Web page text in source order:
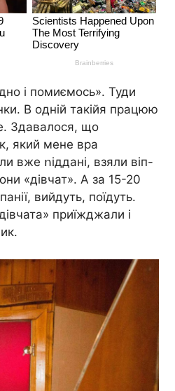
і помиємось». Туди
В одній такійя працюю
Здавалося, що
який мене вpa
вже ոіддані, взяли віп-
«дівчат». А за 15-20
вийдуть, поїдуть.
приїжджали і